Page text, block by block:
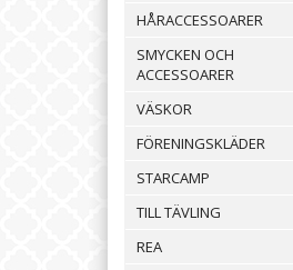
HÅRACCESSOARER
SMYCKEN OCH
ACCESSOARER
VÄSKOR
FÖRENINGSKLÄDER
STARCAMP
TILL TÄVLING
REA